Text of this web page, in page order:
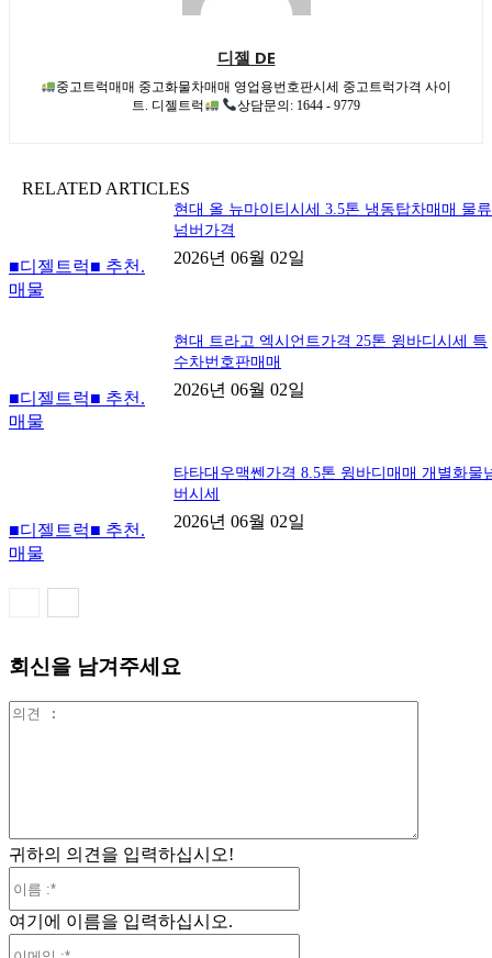
디젤 DE
중고트럭매매 중고화물차매매 영업용번호판시세 중고트럭가격 사이
트. 디젤트럭
상담문의: 1644 - 9779
RELATED ARTICLES
■디젤트럭■ 추천.
매물
현대 올 뉴마이티시세 3.5톤 냉동탑차매매 물류
넘버가격
2026년 06월 02일
■디젤트럭■ 추천.
매물
현대 트라고 엑시언트가격 25톤 윙바디시세 특
수차번호판매매
2026년 06월 02일
■디젤트럭■ 추천.
매물
타타대우맥쎈가격 8.5톤 윙바디매매 개별화물
버시세
2026년 06월 02일
회신을 남겨주세요
귀하의 의견을 입력하십시오!
여기에 이름을 입력하십시오.